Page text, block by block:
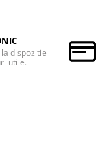
dispozitie
utile.